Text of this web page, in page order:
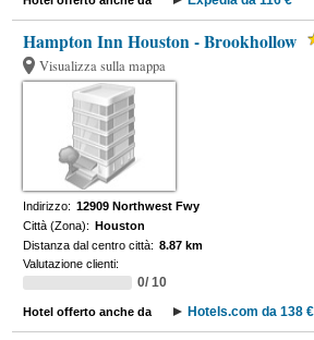
Hampton Inn Houston - Brookhollow
Visualizza sulla mappa
Indirizzo: 12909 Northwest Fwy
Città (Zona): Houston
Distanza dal centro città: 8.87 km
Valutazione clienti:
0/ 10
Hotel offerto anche da Hotels.com da 138 €